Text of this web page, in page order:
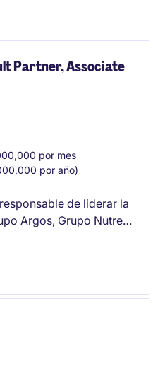
Partner, Associate
por mes
por año)
de liderar la
Argos, Grupo Nutresa
de alto valor.
en procesos de